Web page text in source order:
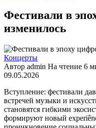
Фестивали в
изменилось
Концерты
Автор admin На чтение 6
09.05.2026
Вступление: фестивали
встречей музыки и
становятся гибкими
формируют новый